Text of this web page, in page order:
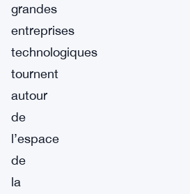
grandes
entreprises
technologiques
tournent
autour
de
l’espace
de
la